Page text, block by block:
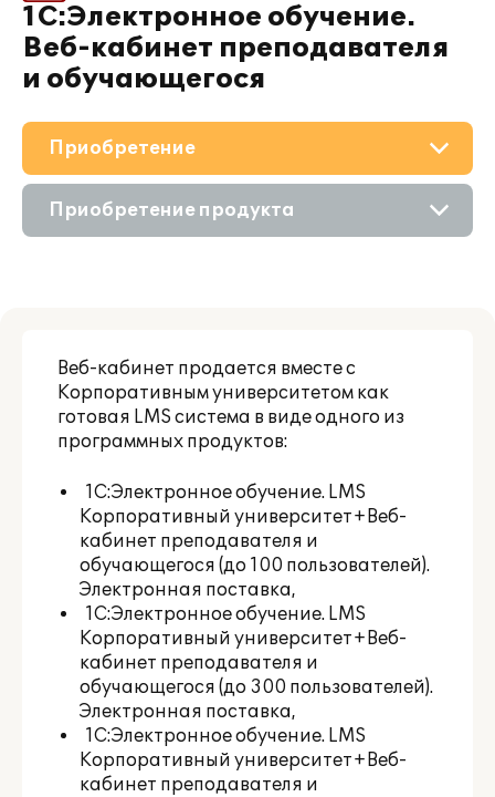
1С:Электронное обучение.
Веб-кабинет преподавателя
и обучающегося
О решении
Приобретение
Приобретение продукта
Веб-кабинет продается вместе с
Корпоративным университетом как
готовая LMS система в виде одного из
программных продуктов:
1С:Электронное обучение. LMS
Корпоративный университет+Веб-
кабинет преподавателя и
обучающегося (до 100 пользователей).
Электронная поставка,
1С:Электронное обучение. LMS
Корпоративный университет+Веб-
кабинет преподавателя и
обучающегося (до 300 пользователей).
Электронная поставка,
1С:Электронное обучение. LMS
Корпоративный университет+Веб-
кабинет преподавателя и